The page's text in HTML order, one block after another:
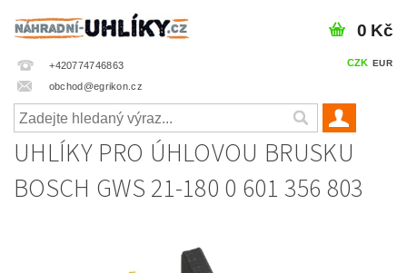
+420774746863
obchod@egrikon.cz
CZK EUR
0 Kč
UHLÍKY PRO ÚHLOVOU BRUSKU
BOSCH GWS 21-180 0 601 356 803